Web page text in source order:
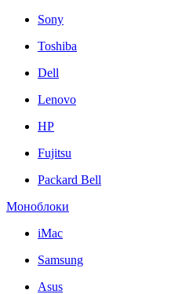
Sony
Toshiba
Dell
Lenovo
HP
Fujitsu
Packard Bell
Моноблоки
iMac
Samsung
Asus